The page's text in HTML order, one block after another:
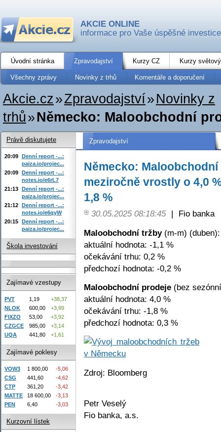
AKCIE ONLINE
informace pro Vaše úspěšné investice
Úvodní stránka Zpravodajství Kurzy CZ Kurzy
Všechny zprávy Novinky z trhů Komentáře a doporučení
Akcie.cz»Zpravodajství» Novinky z
trhů»Německo: Maloobchodní
Zpravodajství
Německo:
meziročně vrostly o 4,0
1,8 %
30.05.2025 08:18:45 |
Fio banka
Maloobchodní tržby(m-m) (duben):
aktuální hodnota: -1,1 %
očekávání trhu: 0,2 %
předchozí hodnota: -0,2 %
Maloobchodní prodeje (bez
aktuální hodnota: 4,0 %
očekávání trhu: -1,8 %
předchozí hodnota: 0,3 %
Zdroj: Bloomberg
Petr Veselý
Fio banka, a.s.
Právě diskutujete
20:09 Denní report -...:
paiza.io/projec...
20:09 Denní report -...:
notes.io/e6rL7
21:13 Denní report -...:
paiza.io/projec...
21:12 Denní report -...:
notes.io/e6qyW
20:15 Denní report -...:
paiza.io/projec...
Škola investování
Zajímavé vzestupy
PVT 1,19
+38,37
NLOK
600,00
+3,99
FIXZO
53,00
+3,92
CZGCE
985,00
+3,14
UQA
441,80 +1,61
Zajímavé poklesy
VOW3 1 800,00
-5,06
CSG
441,60
-4,62
CTP
361,20
-3,42
MATTE
18 600,00
-3,13
PEN
6,40 -3,03
Kurzovní lístek